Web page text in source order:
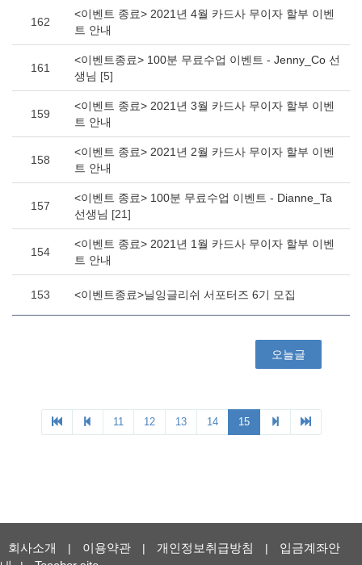
회사소개 | 이용약관 | 개인정보취급방침 |
입금계좌안